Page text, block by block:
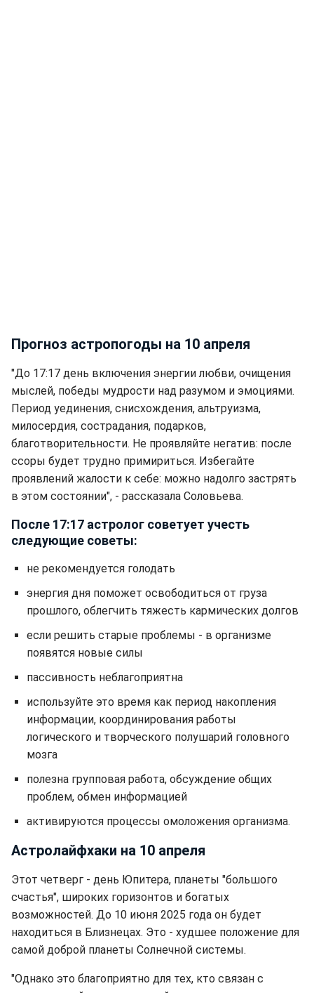
Прогноз астропогоды на 10 апреля
"До 17:17 день включения энергии любви, очищения
мыслей, победы мудрости над разумом и эмоциями.
Период уединения, снисхождения, альтруизма,
милосердия, сострадания, подарков,
благотворительности. Не проявляйте негатив: после
ссоры будет трудно примириться. Избегайте
проявлений жалости к себе: можно надолго застрять
в этом состоянии", - рассказала Соловьева.
После 17:17 астролог советует учесть
следующие советы:
не рекомендуется голодать
энергия дня поможет освободиться от груза
прошлого, облегчить тяжесть кармических долгов
если решить старые проблемы - в организме
появятся новые силы
пассивность неблагоприятна
используйте это время как период накопления
информации, координирования работы
логического и творческого полушарий головного
мозга
полезна групповая работа, обсуждение общих
проблем, обмен информацией
активируются процессы омоложения организма.
Астролайфхаки на 10 апреля
Этот четверг - день Юпитера, планеты "большого
счастья", широких горизонтов и богатых
возможностей. До 10 июня 2025 года он будет
находиться в Близнецах️. Это - худшее положение для
самой доброй планеты Солнечной системы.
"Однако это благоприятно для тех, кто связан с